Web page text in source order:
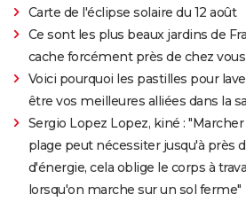
Carte de l'éclipse solaire du 12 août
Ce sont les plus beaux jardins de
cache forcément près de chez vous
Voici pourquoi les pastilles pour
être vos meilleures alliées dans la
Sergio Lopez Lopez, kiné :
plage peut nécessiter jusqu'à près
d'énergie, cela oblige le corps à
lorsqu'on marche sur un sol ferme"